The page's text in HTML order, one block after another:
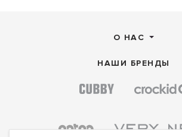
О НАС
НАШИ БРЕНДЫ